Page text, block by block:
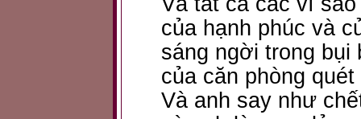
của hạnh phúc và
sáng ngời trong bụi
của căn phòng quét
Và anh say như